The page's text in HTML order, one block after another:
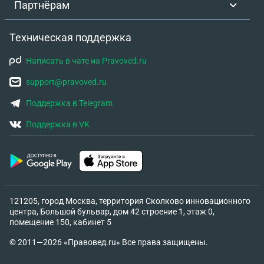
Партнёрам
Техническая поддержка
Написать в чате на Pravoved.ru
support@pravoved.ru
Поддержка в Telegram
Поддержка в VK
121205, город Москва, территория Сколково инновационного
центра, Большой бульвар, дом 42 строение 1, этаж 0,
помещение 150, кабинет 5
© 2011—2026 «Правовед.ru» Все права защищены.